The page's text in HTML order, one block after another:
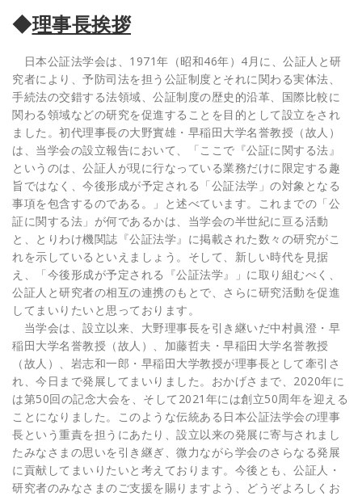
◆理事長挨拶
日本公証法学会は、1971年（昭和46年）4月に、公証人と研
究者により、予防司法を担う公証制度とそれに関わる実体法、
手続法の交錯する法領域、公証制度の歴史的沿革、国際比較に
関わる領域などの研究を促進することを目的として設立をされ
ました。初代理事長の大野實雄・早稲田大学名誉教授（故人）
は、当学会の設立報告において、「ここで『公証に関する法』
というのは、公証人が現に行なっている業務だけに限定する趣
旨ではなく、今後形成が予定される「公証法学」の対象となる
事項を包含するのである。」と述べています。これまでの「公
証に関する法」が何であるかは、当学会の半世紀に亘る活動
と、とりわけ機関誌『公証法学』に掲載された数々の研究がこ
れを示しているといえましょう。そして、新しい時代を見据
え、「今後形成が予定される『公証法学』」に取り組むべく、
公証人と研究者の相互の連携のもとで、さらに研究活動を促進
してまいりたいと思っております。
当学会は、設立以来、大野理事長を引き継いだ中村眞澄・早
稲田大学名誉教授（故人）、加藤哲夫・早稲田大学名誉教授
（故人）、岩志和一郎・早稲田大学教授が理事長として牽引さ
れ、今日まで発展してまいりました。おかげさまで、2020年に
は第50回の記念大会を、そして2021年には創立50周年を迎える
ことになりました。このような伝統ある日本公証法学会の理事
長という重責を担うにあたり、設立以来の発展に寄与されまし
たみなさまの思いを引き継ぎ、微力ながら学会のさらなる発展
に貢献してまいりたいと考えております。今後とも、公証人・
研究者のみなさまのご支援を賜りますよう、どうぞよろしくお